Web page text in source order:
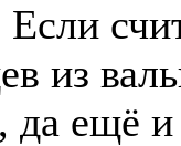
из
да ещё и